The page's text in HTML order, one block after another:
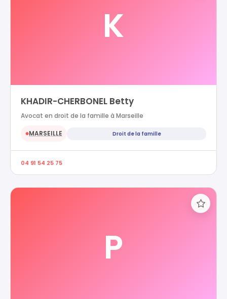
K
KHADIR-CHERBONEL Betty
Avocat en droit de la famille à Marseille
●MARSEILLE Droit de la famille
04 91 54 25 75
P